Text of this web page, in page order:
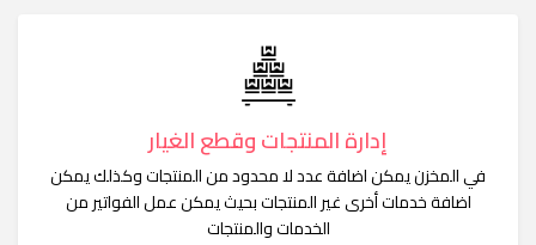
إدارة المنتجات وقطع الغيار
في المخزن يمكن اضافة عدد لا محدود من المنتجات وكذلك يمكن
اضافة خدمات أخرى غير المنتجات بحيث يمكن عمل الفواتير من
الخدمات والمنتجات